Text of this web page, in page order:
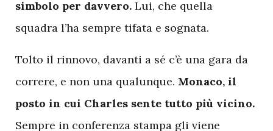
simbolo per davvero. Lui, che quella
squadra l’ha sempre tifata e sognata.
Tolto il rinnovo, davanti a sé c’è una gara da
correre, e non una qualunque. Monaco, il
posto in cui Charles sente tutto più vicino.
Sempre in conferenza stampa gli viene